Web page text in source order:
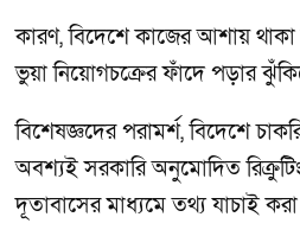
কারণ, বিদেশে কাজের আশায়
ভুয়া নিয়োগচক্রের ফাঁদে পড়ার
বিশেষজ্ঞদের পরামর্শ, বিদেশে
অবশ্যই সরকারি অনুমোদিত রিক্রুটিং
দূতাবাসের মাধ্যমে তথ্য যাচাই